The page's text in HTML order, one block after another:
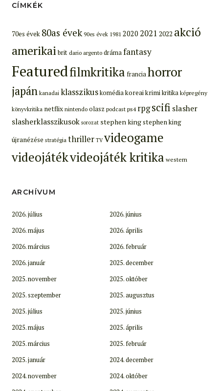
CÍMKÉK
70es évek 80as évek 90es évek 1981 2020 2021 2022 akció
amerikaibrit dario argento drámafantasy
Featuredfilmkritika franciahorror
japán kanadai klasszikuskomédiakoreai krimi kritikaképregény
könyvkritika netflix nintendo olasz podcast ps4 rpgscifi slasher
slasherklasszikusok sorozat stephen kingstephen king
újranézése stratégia thriller TV videogame
videojátékvideojáték kritika western
ARCHÍVUM
2026. július
2026. június
2026. május
2026. április
2026. március
2026. február
2026. január
2025. december
2025. november
2025. október
2025. szeptember
2025. augusztus
2025. július
2025. június
2025. május
2025. április
2025. március
2025. február
2025. január
2024. december
2024. november
2024. október